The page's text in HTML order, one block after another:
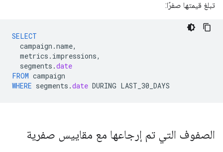
تبلغ قيمتها صفرًا:
SELECT
campaign .name,
metrics . impressions,
segments .date
FROM campaign
WHERE segments .date DURING LAST_30_DAYS
الصفوف التي تم إرجاعها مع مقاييس صفرية